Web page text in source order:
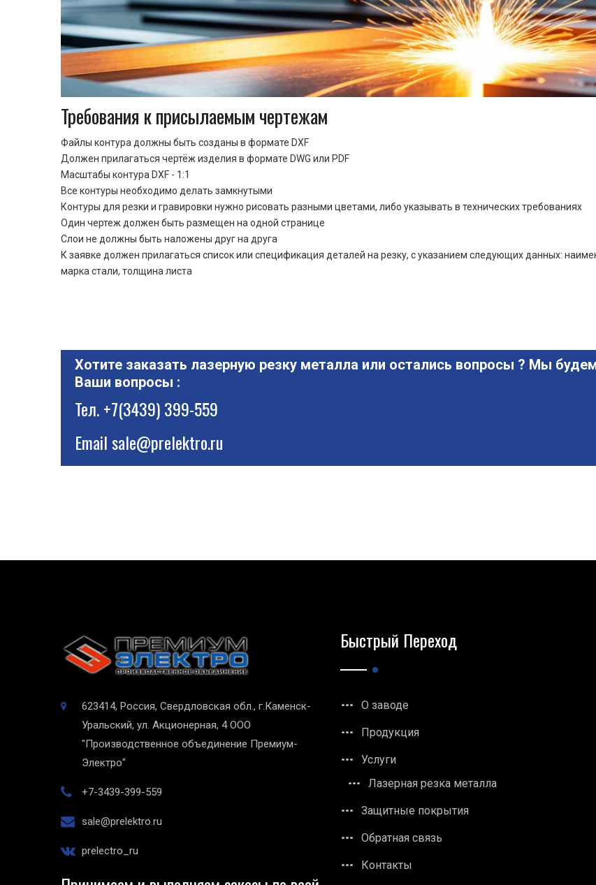
Требования к присылаемым чертежам
Файлы контура должны быть созданы в формате DXF
Должен прилагаться чертёж изделия в формате DWG или PDF
Масштабы контура DXF - 1:1
Все контуры необходимо делать замкнутыми
Контуры для резки и гравировки нужно рисовать разными цветами, либо указывать в технических требованиях
Один чертеж должен быть размещен на одной странице
Cлои не должны быть наложены друг на друга
К заявке должен прилагаться список или спецификация деталей на резку, с указанием следующих данных:
марка стали, толщина листа
Хотите заказать лазерную резку металла или остались вопросы ? Мы
Ваши вопросы :
Тел.+7(3439) 399-559
Emailsale@prelektro.ru
623414, Россия, Свердловская обл., г.Каменск-
Уральский, ул. Акционерная, 4 ООО
"Производственное объединение Премиум-
Электро"
+7-3439-399-559
sale@prelektro.ru
prelectro_ru
Быстрый Переход
О заводе
Продукция
Услуги
Лазерная резка металла
Защитные покрытия
Обратная связь
Контакты